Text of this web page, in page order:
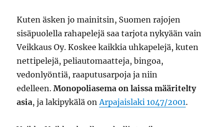
Kuten äsken jo mainitsin, Suomen rajojen
sisäpuolella rahapelejä saa tarjota nykyään vain
Veikkaus Oy. Koskee kaikkia uhkapelejä, kuten
nettipelejä, peliautomaatteja, bingoa,
vedonlyöntiä, raaputusarpoja ja niin
edelleen.Monopoliasema on laissa määritelty
asia, ja lakipykälä onArpajaislaki 1047/2001.